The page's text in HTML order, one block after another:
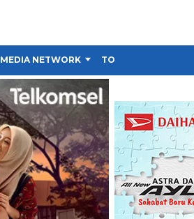
MEDIA NETWORK TOKO